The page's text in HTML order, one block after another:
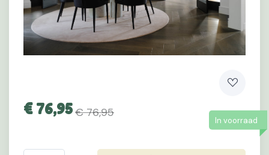
€ 76,95€ 76,95
In voorraad